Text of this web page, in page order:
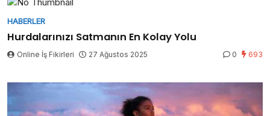
HABERLER
Hurdalarınızı Satmanın En Kolay Yolu
Online İş Fikirleri 27 Ağustos 2025 0 693